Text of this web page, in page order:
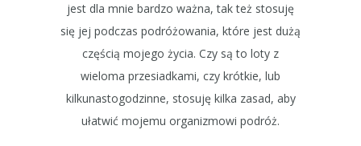
jest dla mnie bardzo ważna, tak też stosuję
się jej podczas podróżowania, które jest dużą
częścią mojego życia. Czy są to loty z
wieloma przesiadkami, czy krótkie, lub
kilkunastogodzinne, stosuję kilka zasad, aby
ułatwić mojemu organizmowi podróż.